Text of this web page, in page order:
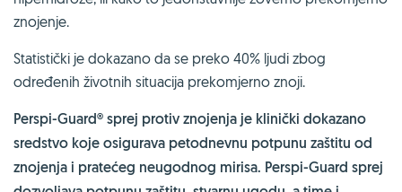
znojenje.
Statistički je dokazano da se preko 40% ljudi zbog
određenih životnih situacija prekomjerno znoji.
Perspi-Guard® sprej protiv znojenja je klinički dokazano
sredstvo koje osigurava petodnevnu potpunu zaštitu od
znojenja i pratećeg neugodnog mirisa. Perspi-Guard sprej